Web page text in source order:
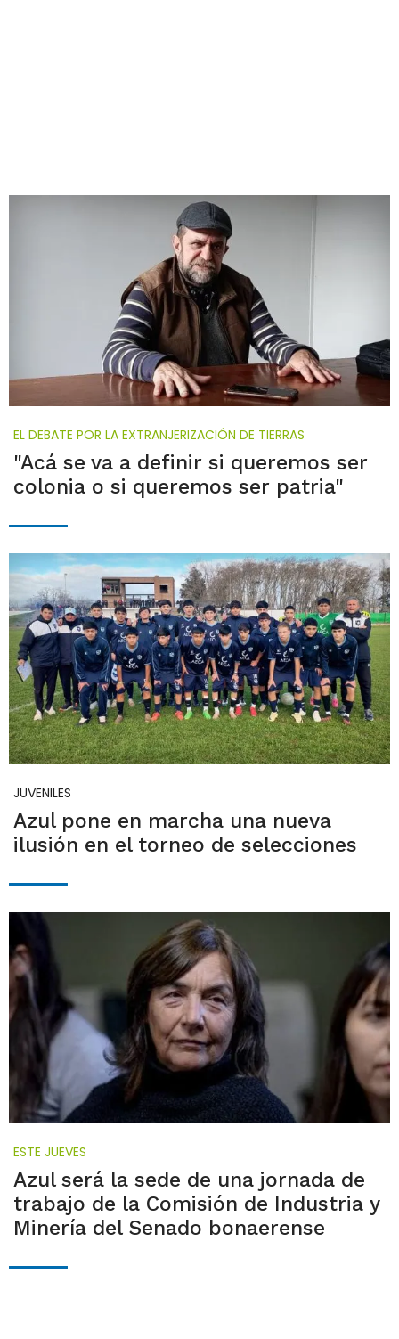
EL DEBATE POR LA EXTRANJERIZACIÓN DE TIERRAS
"Acá se va a definir si queremos ser
colonia o si queremos ser patria"
JUVENILES
Azul pone en marcha una nueva
ilusión en el torneo de selecciones
ESTE JUEVES
Azul será la sede de una jornada de
trabajo de la Comisión de Industria y
Minería del Senado bonaerense